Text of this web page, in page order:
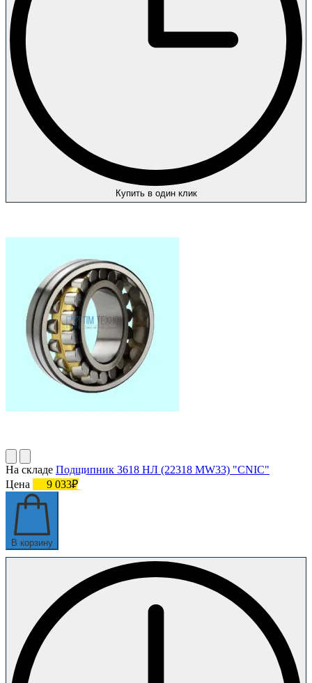
Купить в один клик
На складе Подшипник 3618 НЛ (22318 MW33) "СNIC"
Цена
9 033₽
В корзину